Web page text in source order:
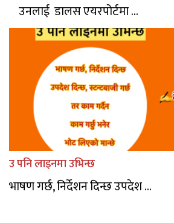
उनलाई डालस एयरपोर्टमा ...
उ पनि लाइनमा उभिन्छ
भाषण गर्छ, निर्देशन दिन्छ उपदेश ...